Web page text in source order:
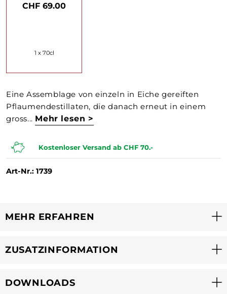
CHF 69.00
1 x 70cl
Eine Assemblage von einzeln in Eiche gereiften
Pflaumendestillaten, die danach erneut in einem
gross... Mehr lesen >
Kostenloser Versand ab CHF 70.-
Art-Nr.: 1739
MEHR ERFAHREN
ZUSATZINFORMATION
DOWNLOADS